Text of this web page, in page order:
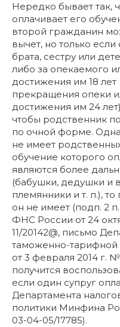
Нередко бывает так,
оплачивает его
второй гражданин
вычет, но только если
брата, сестру или
либо за опекаемого
достижения им 18 лет
прекращения опеки
достижения им 24
чтобы родственник
по очной форме.
не имеет
обучение которого
являются более
(бабушки, дедушки и
племянники и т. п.),
он не имеет (подп. 2
ФНС России от 24
11/20142@, письмо
таможенно-
от 3 февраля 2014 г.
получится
если один супруг
Департамента
политики Минфина
03-04-05/17785).